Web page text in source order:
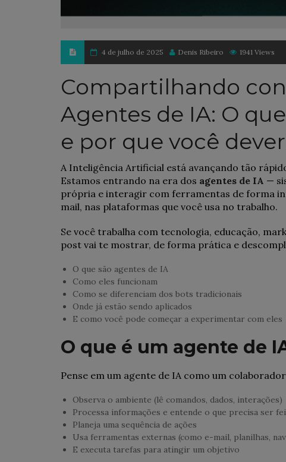
4 de julho de 2025 Denis Ribeiro 1941 Views
Compartilhando
Agentes de IA: O
e por que você
A Inteligência Artificial está avançando tão
Estamos entrando na era dos agentes de IA —
própria e interagir com ferramentas de forma
mail, nas plataformas que você usa no trabalho.
Se você trabalha com tecnologia, educação,
post vai te mostrar, de forma prática e
O que são agentes de IA
Como eles funcionam
Como se diferenciam dos bots tradicionais
Onde já estão sendo aplicados
E como você pode começar a experimentar com eles
O que é um agente de
Pense em um agente de IA como um
Observa o ambiente (lê comandos, dados, interações)
Processa informações e entende o que precisa ser
Planeja uma sequência de ações
Usa ferramentas externas (como e-mail, planilhas,
E executa tarefas para atingir um objetivo